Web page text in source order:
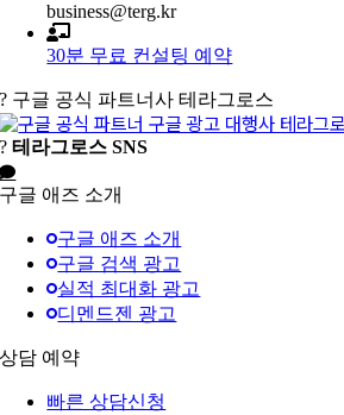
business@terg.kr
30분 무료 컨설팅 예약
? 구글 공식 파트너사 테라그로스
?테라그로스 SNS
구글 애즈 소개
구글 애즈 소개
구글 검색 광고
실적 최대화 광고
디멘드젠 광고
상담 예약
빠른 상담신청